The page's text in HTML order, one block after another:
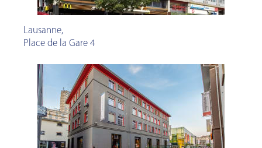
Lausanne,
Place de la Gare 4